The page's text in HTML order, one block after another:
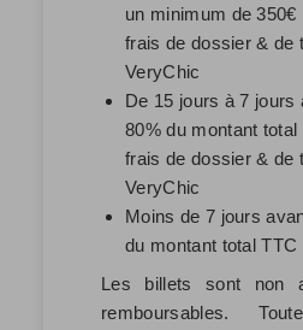
un minimum de 350€
frais de dossier & de
VeryChic
De 15 jours à 7 jours
80% du montant
frais de dossier & de
VeryChic
Moins de 7 jours
du montant total TTC
Les billets sont non
remboursables.